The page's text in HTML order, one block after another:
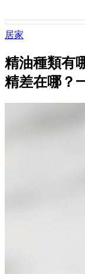
居家
精油種類有
精差在哪？